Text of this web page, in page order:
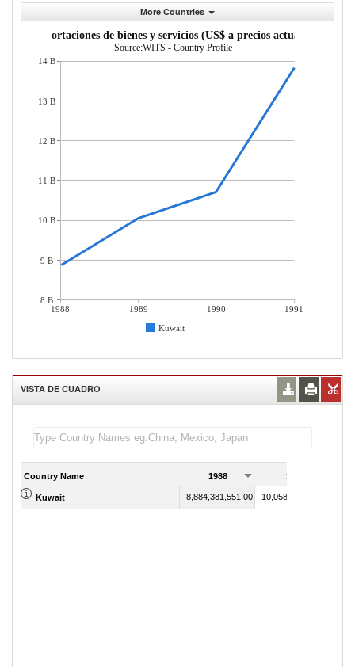
More Countries
Importaciones de bienes y servicios (US$ a precios actuales)
Source:WITS - Country Profile
1988 1989 1990
1991
Kuwait
14 B
13 B
12 B
11 B
10 B
9 B
8 B
VISTA DE CUADRO
Country Name 1988 1989
Kuwait 8,884,381,551.00 10,058,581,791.00